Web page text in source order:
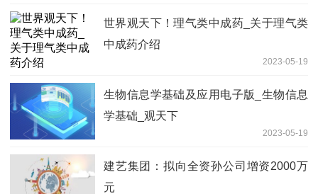
世界观天下！理气类中成药_关于理气类
中成药介绍
2023-05-19
生物信息学基础及应用电子版_生物信息
学基础_观天下
2023-05-19
建艺集团：拟向全资孙公司增资2000万
元